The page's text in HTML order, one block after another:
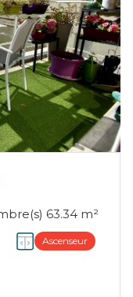
Appartement 3 pièce(s) 2 chambre(s) 63.34 m²
Ascenseur